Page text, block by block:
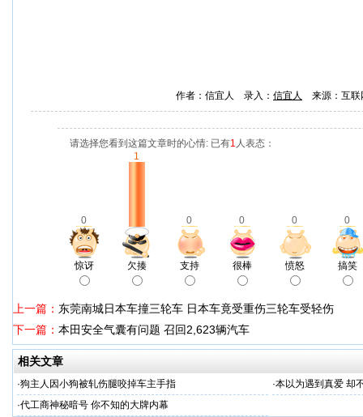
作者：信宜人 录入： 信宜人 来源：互
请选择您看到这篇文章时的心情: 已有1 人表态：
0
1
0 0 0 0
惊讶 欠揍 支持 很棒 愤怒 搞笑
上一篇： 东莞南城日本车撞三轮车 日本车竟受重伤三轮车受轻伤
下一篇： 本田安全气囊有问题 召回2,623辆汽车
相关文章
·狗主人因小狗被轧伤腿咬掉车主手指 ·本以为遇到真爱 却
·代工商神秘暗号 你不知的大牌内幕